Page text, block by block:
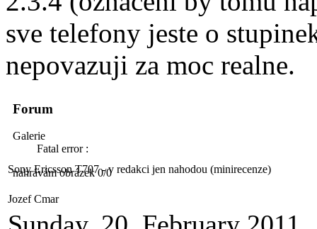
sve telefony jeste o
nepovazuji za moc realne.
Forum
Galerie
Fatal error :
nahrávám obrázek 0/0
Sony Ericsson T707 - v redakci jen nahodou (minirecenze)
Jozef Cmar